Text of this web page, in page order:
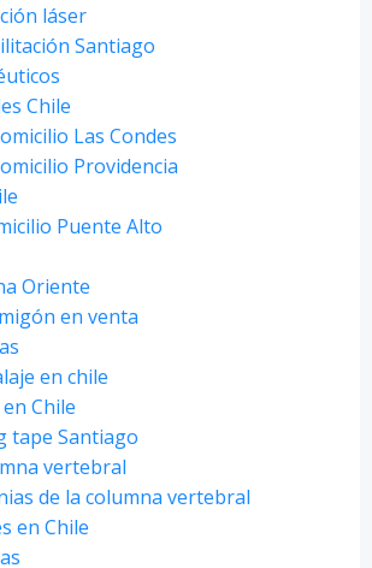
láser
Santiago
Chile
Las Condes
Providencia
Puente Alto
Oriente
en venta
en chile
Chile
tape Santiago
vertebral
de la columna vertebral
en Chile